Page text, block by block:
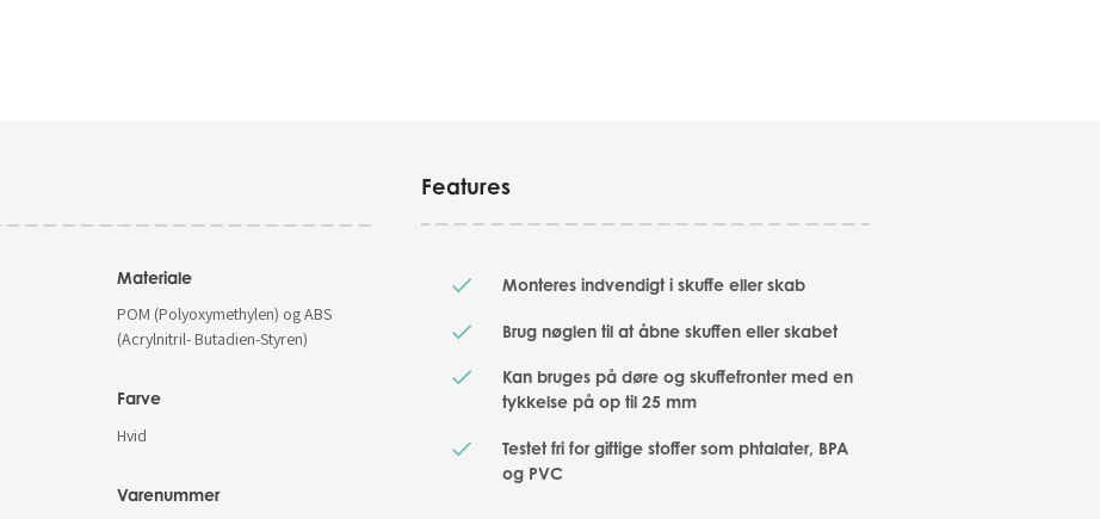
Materiale
POM (Polyoxymethylen) og ABS
(Acrylnitril- Butadien-Styren)
Farve
Hvid
Varenummer
Features
Monteres indvendigt i skuffe eller skab
Brug nøglen til at åbne skuffen eller skabet
Kan bruges på døre og skuffefronter med en
tykkelse på op til 25 mm
Testet fri for giftige stoffer som phtalater, BPA
og PVC